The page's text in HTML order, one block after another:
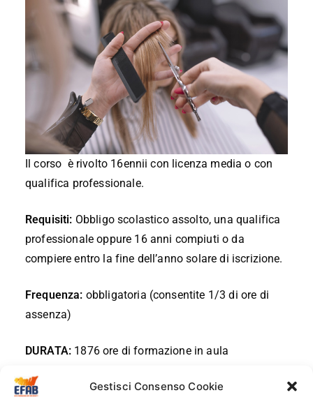
Gestisci Consenso Cookie
Il corso è rivolto 16ennii con licenza media o con
qualifica professionale.
Requisiti: Obbligo scolastico assolto, una qualifica
professionale oppure 16 anni compiuti o da
compiere entro la fine dell’anno solare di iscrizione.
Frequenza: obbligatoria (consentite 1/3 di ore di
assenza)
DURATA: 1876 ore di formazione in aula
Stage incluso